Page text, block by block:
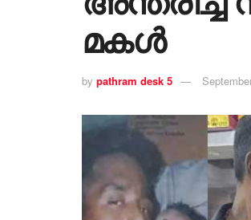
മകൾ
by pathram desk 5